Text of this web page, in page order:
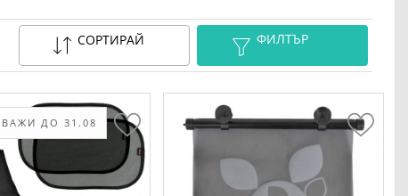
СОРТИРАЙ ФИЛТЪР
ВАЖИ ДО 31.08